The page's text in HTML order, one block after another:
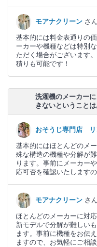
モアナクリーン さ
基本的には料金表通りの
ーカーや機種などは特別
ただく場合がございます
積りも可能です！
洗濯機のメーカー
きないということ
おそうじ専門店 リ
基本的にはほとんどのメ
殊な構造の機種や分解が
ります。事前にメーカー
応可否を確認いたします
モアナクリーン さ
ほとんどのメーカーに対
新モデルで分解が難しい
ます。事前に機種をお伝
ますので、お気軽にご相